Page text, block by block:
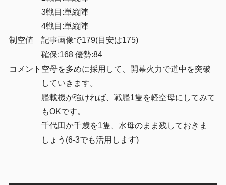
3戦目:単縦陣
4戦目:単縦陣
制空値
記事画像で179(目安は175)
確保:168 優勢:84
コメント 空母を多めに採用して、開幕火力で道中を突破
していきます。
艦載機が強ければ、戦艦1隻を軽空母にしてみて
もOKです。
千代田か千歳を1隻、水母のまま残しておきま
しょう(6-3でも活用します)